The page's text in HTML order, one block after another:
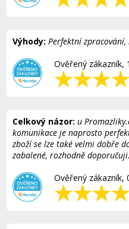
Výhody: Perfektní
Ověřený zákazník,
Celkový názor: u
komunikace je naprosto
zboží se lze také velmi dobře
zabalené, rozhodně doporučuji.
Ověřený zákazník,